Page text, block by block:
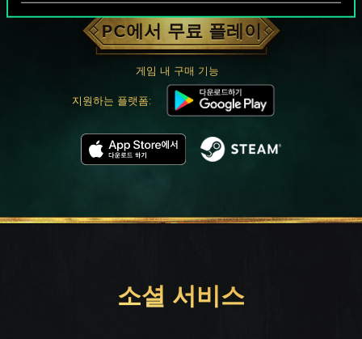
PC에서 무료 플레이
게임 내 구매 기능
지원하는 플랫폼:
소셜 서비스